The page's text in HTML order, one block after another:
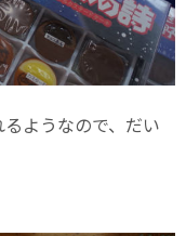
ようなので、だい